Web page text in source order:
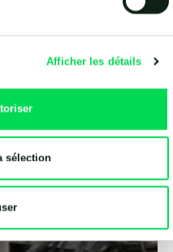
Afficher les détails
sélection